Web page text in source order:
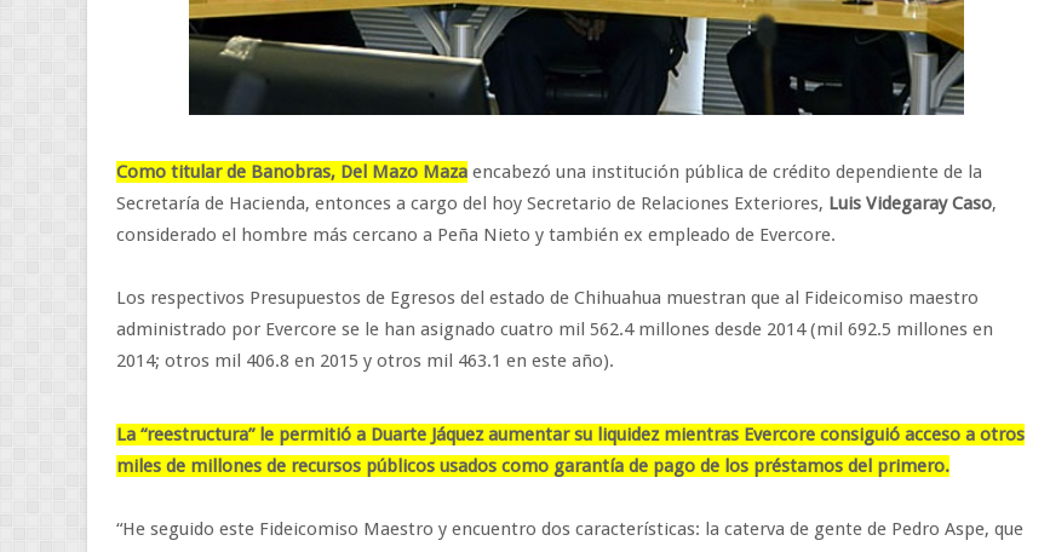
Como titular de Banobras, Del Mazo Maza encabezó una institución pública de crédito dependiente de la
Secretaría de Hacienda, entonces a cargo del hoy Secretario de Relaciones Exteriores, Luis Videgaray Caso,
considerado el hombre más cercano a Peña Nieto y también ex empleado de Evercore.
Los respectivos Presupuestos de Egresos del estado de Chihuahua muestran que al Fideicomiso maestro
administrado por Evercore se le han asignado cuatro mil 562.4 millones desde 2014 (mil 692.5 millones en
2014; otros mil 406.8 en 2015 y otros mil 463.1 en este año).
La “reestructura” le permitió a Duarte Jáquez aumentar su liquidez mientras Evercore consiguió acceso a otros
miles de millones de recursos públicos usados como garantía de pago de los préstamos del primero.
“He seguido este Fideicomiso Maestro y encuentro dos características: la caterva de gente de Pedro Aspe, que